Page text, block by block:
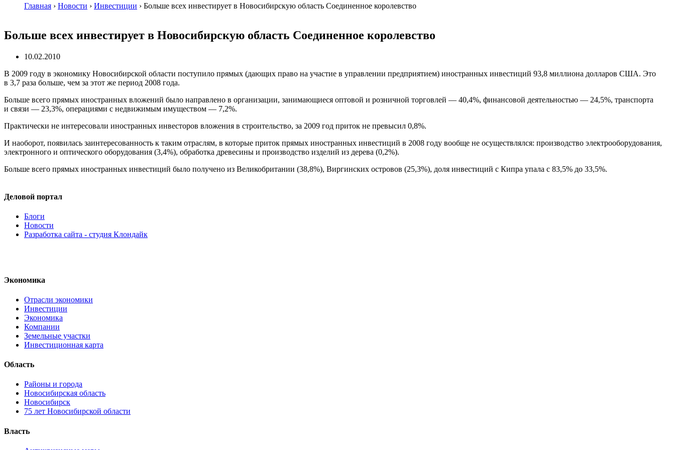
Главная › Новости › Инвестиции › Больше всех инвестирует в Новосибирскую область Соединенное королевство
Больше всех инвестирует в Новосибирскую область Соединенное королевство
10.02.2010
В 2009 году в экономику Новосибирской области поступило прямых (дающих право на участие в управлении предприятием) иностранных инвестиций 93,8 миллиона долларов США. Это
в 3,7 раза больше, чем за этот же период 2008 года.
Больше всего прямых иностранных вложений было направлено в организации, занимающиеся оптовой и розничной торговлей — 40,4%, финансовой деятельностью — 24,5%, транспорта
и связи — 23,3%, операциями с недвижимым имуществом — 7,2%.
Практически не интересовали иностранных инвесторов вложения в строительство, за 2009 год приток не превысил 0,8%.
И наоборот, появилась заинтересованность к таким отраслям, в которые приток прямых иностранных инвестиций в 2008 году вообще не осуществлялся: производство электрооборудования,
электронного и оптического оборудования (3,4%), обработка древесины и производство изделий из дерева (0,2%).
Больше всего прямых иностранных инвестиций было получено из Великобритании (38,8%), Виргинских островов (25,3%), доля инвестиций с Кипра упала с 83,5% до 33,5%.
Деловой портал
Блоги
Новости
Разработка сайта - студия Клондайк
Экономика
Отрасли экономики
Инвестиции
Экономика
Компании
Земельные участки
Инвестиционная карта
Область
Районы и города
Новосибирская область
Новосибирск
75 лет Новосибирской области
Власть